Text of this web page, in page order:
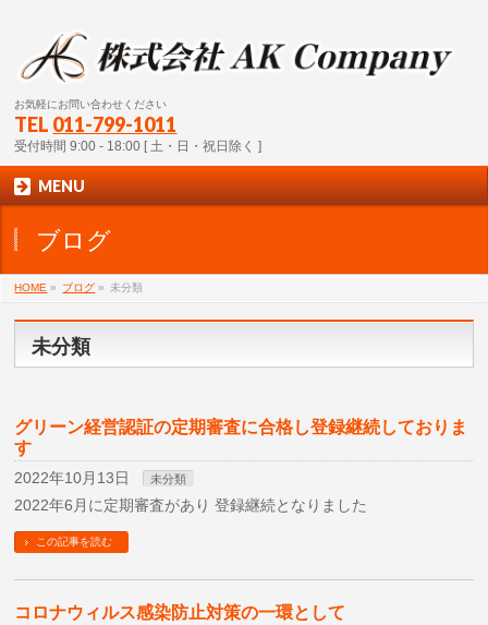
お気軽にお問い合わせください
TEL 011-799-1011
受付時間 9:00 - 18:00 [ 土・日・祝日除く ]
MENU
ブログ
HOME » ブログ » 未分類
未分類
グリーン経営認証の定期審査に合格し登録継続しておりま
す
2022年10月13日 未分類
2022年6月に定期審査があり 登録継続となりました
この記事を読む
コロナウィルス感染防止対策の一環として